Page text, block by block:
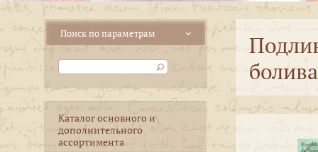
Каталог основного и
дополнительного
ассортимента